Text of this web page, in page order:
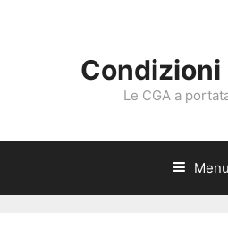
Condizioni
Le CGA a
Menu